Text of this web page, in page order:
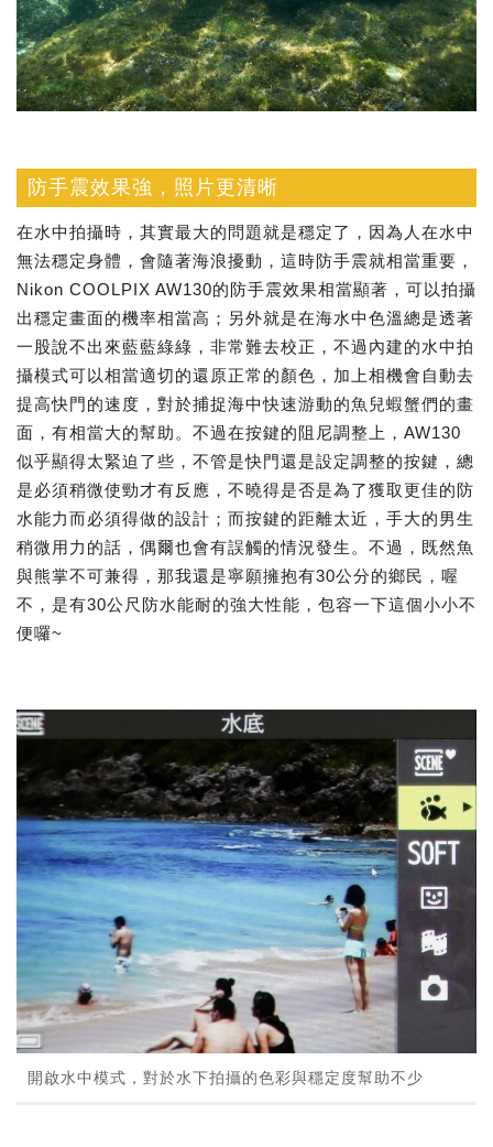
防手震效果強，照片更清晰
在水中拍攝時，其實最大的問題就是穩定了，因為人在水中
無法穩定身體，會隨著海浪擾動，這時防手震就相當重要，
Nikon COOLPIX AW130的防手震效果相當顯著，可以拍攝
出穩定畫面的機率相當高；另外就是在海水中色溫總是透著
一股說不出來藍藍綠綠，非常難去校正，不過內建的水中拍
攝模式可以相當適切的還原正常的顏色，加上相機會自動去
提高快門的速度，對於捕捉海中快速游動的魚兒蝦蟹們的畫
面，有相當大的幫助。不過在按鍵的阻尼調整上，AW130
似乎顯得太緊迫了些，不管是快門還是設定調整的按鍵，總
是必須稍微使勁才有反應，不曉得是否是為了獲取更佳的防
水能力而必須得做的設計；而按鍵的距離太近，手大的男生
稍微用力的話，偶爾也會有誤觸的情況發生。不過，既然魚
與熊掌不可兼得，那我還是寧願擁抱有30公分的鄉民，喔
不，是有30公尺防水能耐的強大性能，包容一下這個小小不
便囉~
開啟水中模式，對於水下拍攝的色彩與穩定度幫助不少